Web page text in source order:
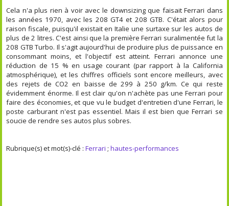
Cela n'a plus rien à voir avec le downsizing que faisait Ferrari dans
les années 1970, avec les 208 GT4 et 208 GTB. C'était alors pour
raison fiscale, puisqu'il existait en Italie une surtaxe sur les autos de
plus de 2 litres. C'est ainsi que la première Ferrari suralimentée fut la
208 GTB Turbo. Il s'agit aujourd'hui de produire plus de puissance en
consommant moins, et l'objectif est atteint. Ferrari annonce une
réduction de 15 % en usage courant (par rapport à la California
atmosphérique), et les chiffres officiels sont encore meilleurs, avec
des rejets de CO2 en baisse de 299 à 250 g/km. Ce qui reste
évidemment énorme. Il est clair qu'on n'achète pas une Ferrari pour
faire des économies, et que vu le budget d'entretien d'une Ferrari, le
poste carburant n'est pas essentiel. Mais il est bien que Ferrari se
soucie de rendre ses autos plus sobres.
Rubrique(s) et mot(s)-clé :Ferrari ;hautes-performances